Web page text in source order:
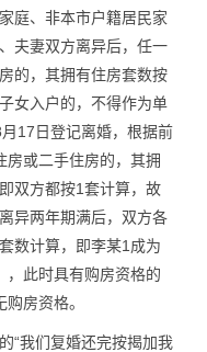
庭、非本市户籍居民家
夫妻双方离异后，任一
的，其拥有住房套数按
女入户的，不得作为单
17日登记离婚，根据前
或二手住房的，其拥
双方都按1套计算，故
异两年期满后，双方各
数计算，即李某1成为
，此时具有购房资格的
房资格。
“我们复婚还完按揭加我